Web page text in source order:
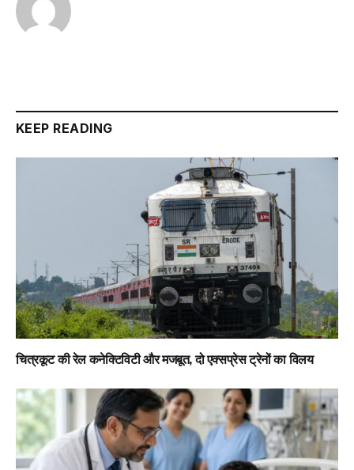
KEEP READING
चित्रकूट की रेल कनेक्टिविटी और मजबूत, दो एक्सप्रेस ट्रेनों का विलय